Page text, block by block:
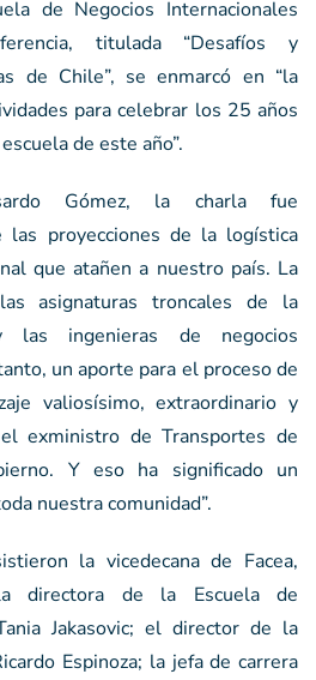
de Negocios Internacionales
titulada “Desafíos y
de Chile”, se enmarcó en “la
para celebrar los 25 años
de este año”.
Gómez, la charla fue
las proyecciones de la logística
que atañen a nuestro país. La
asignaturas troncales de la
ingenieras de negocios
un aporte para el proceso de
valiosísimo, extraordinario y
exministro de Transportes de
Y eso ha significado un
nuestra comunidad”.
la vicedecana de Facea,
directora de la Escuela de
Jakasovic; el director de la
Espinoza; la jefa de carrera